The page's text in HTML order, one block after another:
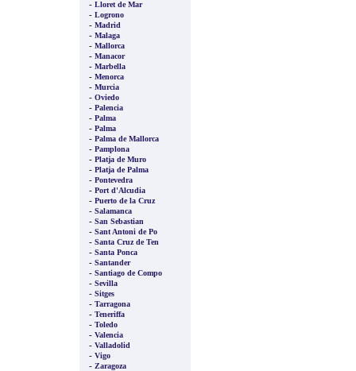
- Lloret de Mar
- Logrono
- Madrid
- Malaga
- Mallorca
- Manacor
- Marbella
- Menorca
- Murcia
- Oviedo
- Palencia
- Palma
- Palma
- Palma de Mallorca
- Pamplona
- Platja de Muro
- Platja de Palma
- Pontevedra
- Port d'Alcudia
- Puerto de la Cruz
- Salamanca
- San Sebastian
- Sant Antoni de Po
- Santa Cruz de Ten
- Santa Ponca
- Santander
- Santiago de Compo
- Sevilla
- Sitges
- Tarragona
- Teneriffa
- Toledo
- Valencia
- Valladolid
- Vigo
- Zaragoza